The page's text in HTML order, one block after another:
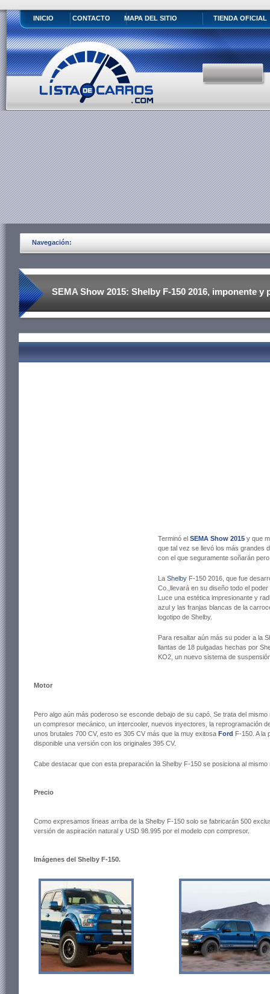
INICIO CONTACTO MAPA DEL SITIO TIENDA OFICIAL
Navegación:
SEMA Show 2015: Shelby F-150 2016, imponente y
Terminó el SEMA Show 2015 y que
que tal vez se llevó los más grandes
con el que seguramente soñarán
La Shelby F-150 2016, que fue
Co.,llevará en su diseño todo el
Luce una estética impresionante y
azul y las franjas blancas de la
logotipo de Shelby.
Para resaltar aún más su poder a la
llantas de 18 pulgadas hechas por
KO2, un nuevo sistema de
Motor
Pero algo aún más poderoso se esconde debajo de su capó. Se trata del
un compresor mecánico, un intercooler, nuevos inyectores, la reprogramación
unos brutales 700 CV, esto es 305 CV más que la muy exitosa Ford F-150. A la
disponible una versión con los originales 395 CV.
Cabe destacar que con esta preparación la Shelby F-150 se posiciona al
Precio
Como expresamos líneas arriba de la Shelby F-150 solo se fabricarán 500
versión de aspiración natural y USD 98.995 por el modelo con compresor.
Imágenes del Shelby F-150.